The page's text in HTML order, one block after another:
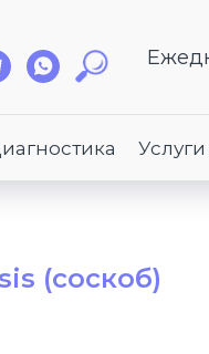
Услуги
(соскоб)